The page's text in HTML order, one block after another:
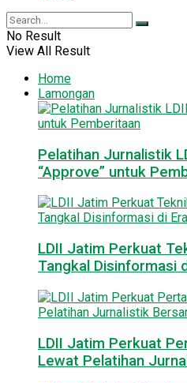
No Result
View All Result
Home
Lamongan
Pelatihan Jurnalistik
“Approve” untuk
LDII Jatim Perkuat
Tangkal Disinformasi
LDII Jatim Perkuat
Lewat Pelatihan